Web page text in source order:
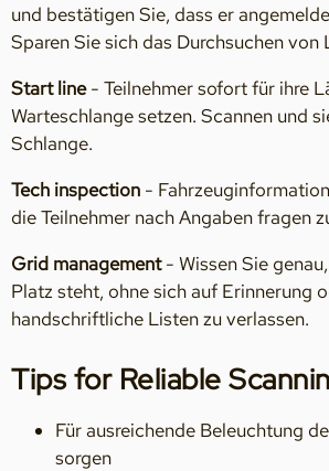
und bestätigen Sie, dass er
Sparen Sie sich das Durchsuchen von
Start line- Teilnehmer sofort für ihre
Warteschlange setzen. Scannen und
Schlange.
Tech inspection -
die Teilnehmer nach Angaben fragen
Grid management- Wissen Sie
Platz steht, ohne sich auf Erinnerung
handschriftliche Listen zu verlassen.
Tips for Reliable
Für ausreichende Beleuchtung
sorgen